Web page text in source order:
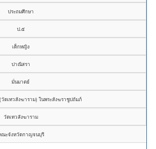
ประถมศึกษา
ป.๕
เด็กหญิง
ปาณิสรา
มั่นมาตย์
วัดเทวสังฆาราม) ในพระสังฆราชูปถัมภ์
วัดเทวสังฆาราม
ณะจังหวัดกาญจนบุรี